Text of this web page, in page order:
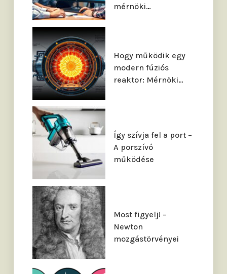
mérnöki…
Hogy működik egy
modern fúziós
reaktor: Mérnöki…
Így szívja fel a port –
A porszívó
működése
Most figyelj! –
Newton
mozgástörvényei